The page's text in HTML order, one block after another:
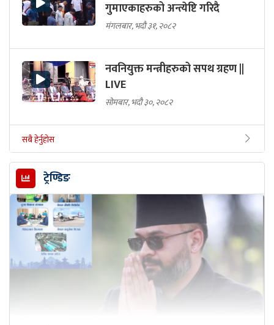
गुमाएकाहरुको अन्त्येष्टि गरिदै
मंगलबार, भदौ ३१, २०८२
नवनियुक्त मन्त्रीहरुको सपथ ग्रहण ||
LIVE
सोमबार, भदौ ३०, २०८२
सबै हेर्नुहोस
ट्रेण्डिङ